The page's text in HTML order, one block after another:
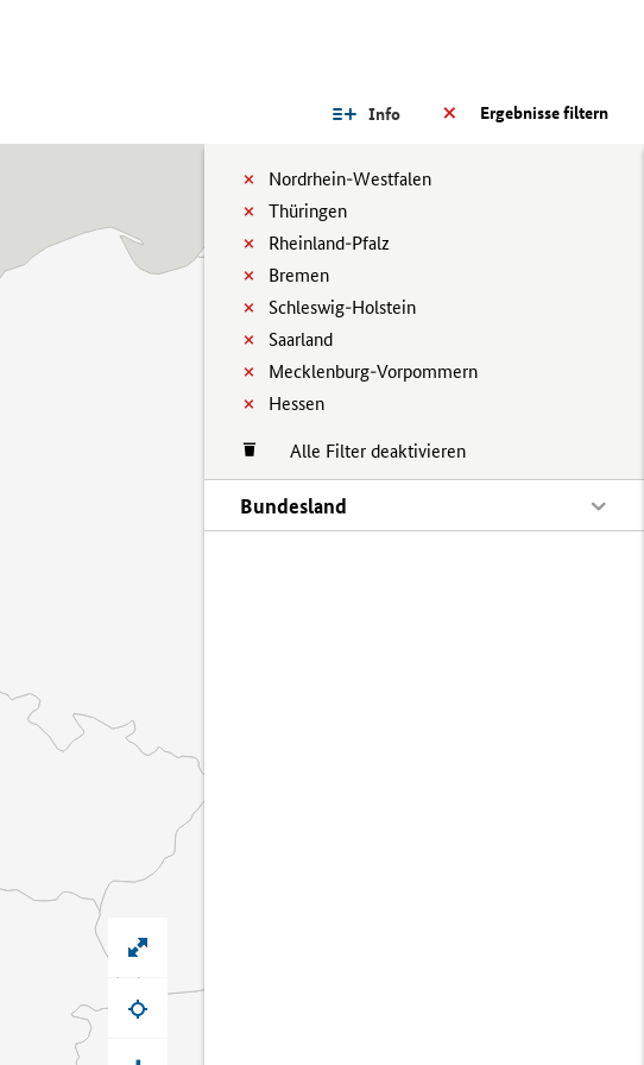
Ergebnisse filtern
Info
Nordrhein-Westfalen
Thüringen
Rheinland-Pfalz
Bremen
Schleswig-Holstein
Saarland
Mecklenburg-Vorpommern
Hessen
Alle Filter deaktivieren
Bundesland